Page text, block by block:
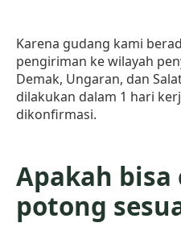
Karena gudang kami
pengiriman ke wilayah
Demak, Ungaran, dan
dilakukan dalam 1 hari
dikonfirmasi.
Apakah bisa
potong